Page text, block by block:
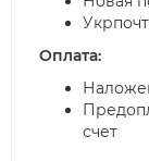
Оплата:
счет